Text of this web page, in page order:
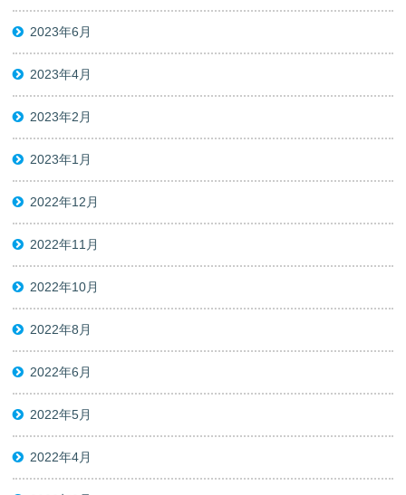
2023年6月
2023年4月
2023年2月
2023年1月
2022年12月
2022年11月
2022年10月
2022年8月
2022年6月
2022年5月
2022年4月